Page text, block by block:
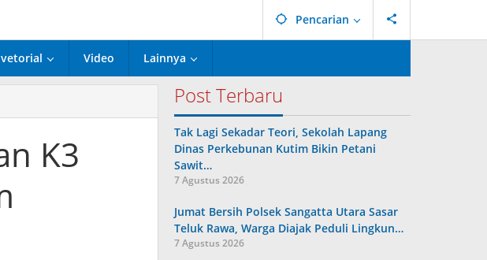
Pencarian
Video Lainnya
K3
Post Terbaru
Tak Lagi Sekadar Teori, Sekolah Lapang
Dinas Perkebunan Kutim Bikin Petani
Sawit…
7 Agustus 2026
Jumat Bersih Polsek Sangatta Utara Sasar
Teluk Rawa, Warga Diajak Peduli Lingkun…
7 Agustus 2026